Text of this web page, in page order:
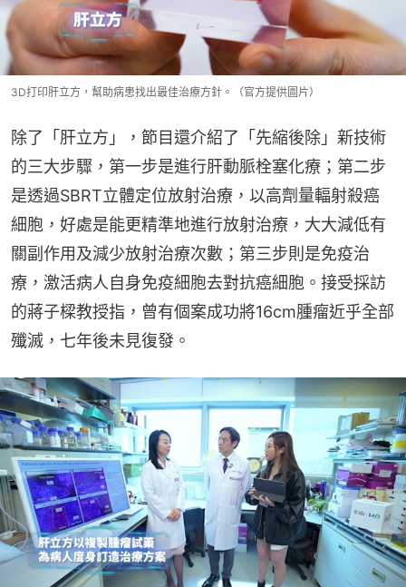
3D打印肝立方，幫助病患找出最佳治療方針。（官方提供圖片）
除了「肝立方」，節目還介紹了「先縮後除」新技術
的三大步驟，第一步是進行肝動脈栓塞化療；第二步
是透過SBRT立體定位放射治療，以高劑量輻射殺癌
細胞，好處是能更精準地進行放射治療，大大減低有
關副作用及減少放射治療次數；第三步則是免疫治
療，激活病人自身免疫細胞去對抗癌細胞。接受採訪
的蔣子樑教授指，曾有個案成功將16cm腫瘤近乎全部
殲滅，七年後未見復發。